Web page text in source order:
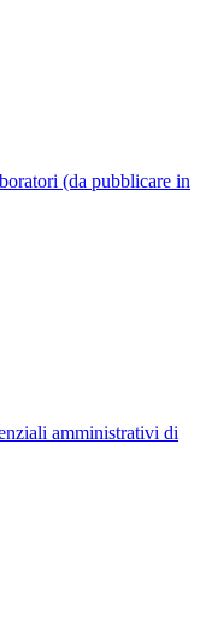
(da pubblicare in
amministrativi di